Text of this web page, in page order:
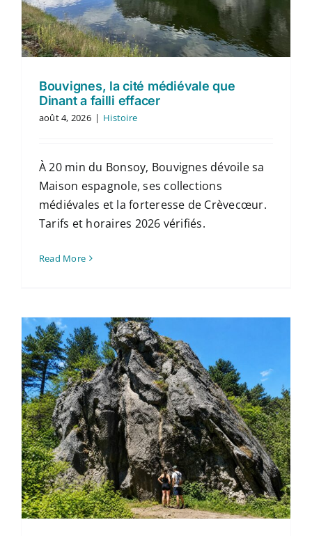
Contact
Français
Bouvignes, la cité médiévale que
Dinant a failli effacer
août 4, 2026 | Histoire
À 20 min du Bonsoy, Bouvignes dévoile sa
Maison espagnole, ses collections
médiévales et la forteresse de Crèvecœur.
Tarifs et horaires 2026 vérifiés.
Read More